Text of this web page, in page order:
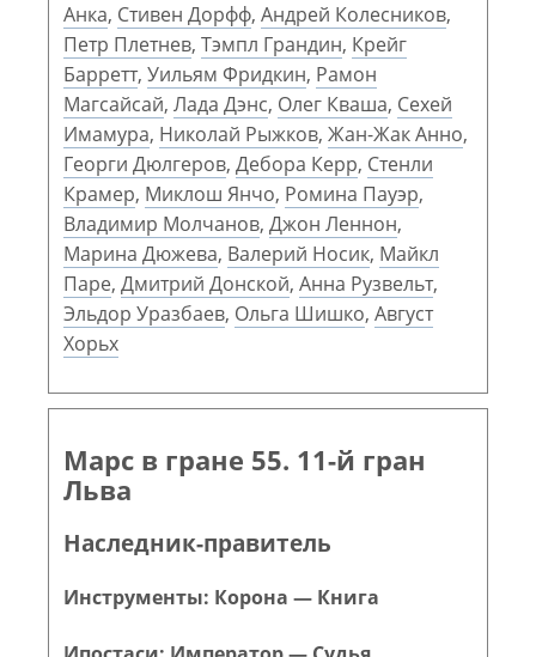
Анка, Стивен Дорфф, Андрей Колесников,
Петр Плетнев, Тэмпл Грандин, Крейг
Барретт, Уильям Фридкин, Рамон
Магсайсай, Лада Дэнс, Олег Кваша, Сехей
Имамура, Николай Рыжков, Жан-Жак Анно,
Георги Дюлгеров, Дебора Керр, Стенли
Крамер, Миклош Янчо, Ромина Пауэр,
Владимир Молчанов, Джон Леннон,
Марина Дюжева, Валерий Носик, Майкл
Паре, Дмитрий Донской, Анна Рузвельт,
Эльдор Уразбаев, Ольга Шишко, Август
Хорьх
Марс в гране 55. 11-й гран
Льва
Наследник-правитель
Инструменты: Корона — Книга